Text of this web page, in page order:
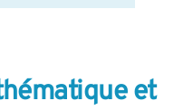
et